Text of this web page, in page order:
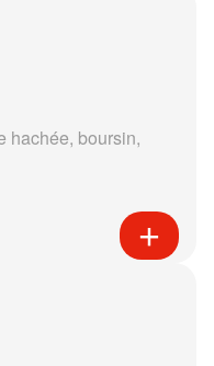
hachée, boursin,